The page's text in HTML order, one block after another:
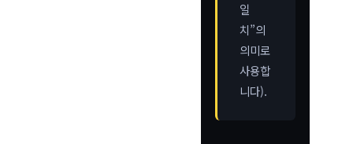
일
치”의
의미로
사용합
니다).